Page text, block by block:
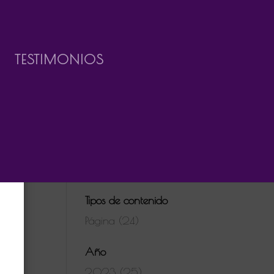
TESTIMONIOS
Tipos de contenido
Página (24)
Año